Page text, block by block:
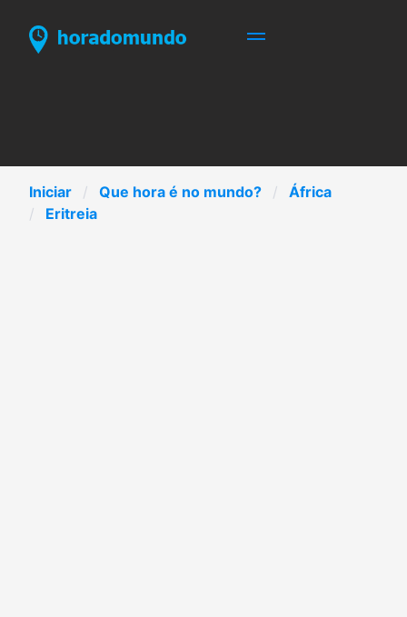
Iniciar Que hora é no mundo?
África
Eritreia